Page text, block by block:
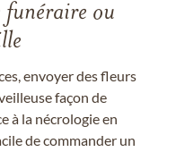
funéraire ou
envoyer des fleurs
façon de
à la nécrologie en
de commander un